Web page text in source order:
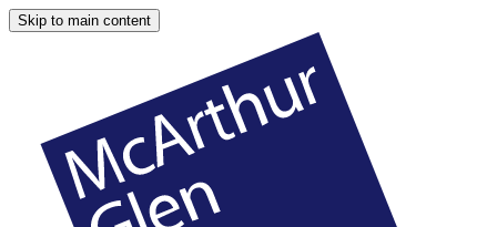
Skip to main content